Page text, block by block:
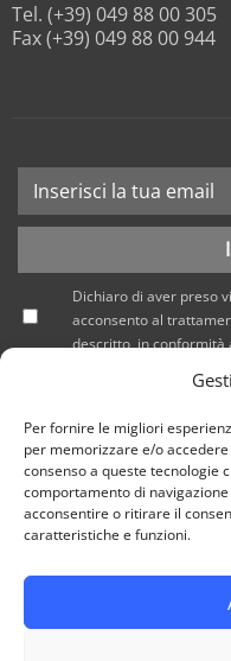
Per fornire le migliori
per memorizzare e/o
consenso a queste tecnologie
comportamento di
acconsentire o ritirare il
caratteristiche e funzioni.
Tel. (+39) 049 88 00 305
Fax (+39) 049 88 00 944
Dichiaro di aver preso
acconsento al
descritto, in conformità
PRIVACY